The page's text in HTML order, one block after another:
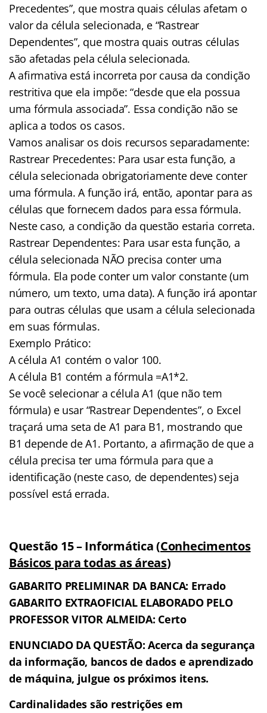
Precedentes”, que mostra quais células afetam o
valor da célula selecionada, e “Rastrear
Dependentes”, que mostra quais outras células
são afetadas pela célula selecionada.
A afirmativa está incorreta por causa da condição
restritiva que ela impõe: “desde que ela possua
uma fórmula associada”. Essa condição não se
aplica a todos os casos.
Vamos analisar os dois recursos separadamente:
Rastrear Precedentes: Para usar esta função, a
célula selecionada obrigatoriamente deve conter
uma fórmula. A função irá, então, apontar para as
células que fornecem dados para essa fórmula.
Neste caso, a condição da questão estaria correta.
Rastrear Dependentes: Para usar esta função, a
célula selecionada NÃO precisa conter uma
fórmula. Ela pode conter um valor constante (um
número, um texto, uma data). A função irá apontar
para outras células que usam a célula selecionada
em suas fórmulas.
Exemplo Prático:
A célula A1 contém o valor 100.
A célula B1 contém a fórmula =A1*2.
Se você selecionar a célula A1 (que não tem
fórmula) e usar “Rastrear Dependentes”, o Excel
traçará uma seta de A1 para B1, mostrando que
B1 depende de A1. Portanto, a afirmação de que a
célula precisa ter uma fórmula para que a
identificação (neste caso, de dependentes) seja
possível está errada.
Questão 15 – Informática (Conhecimentos
Básicos para todas as áreas)
GABARITO PRELIMINAR DA BANCA: Errado
GABARITO EXTRAOFICIAL ELABORADO PELO
PROFESSOR VITOR ALMEIDA: Certo
ENUNCIADO DA QUESTÃO: Acerca da segurança
da informação, bancos de dados e aprendizado
de máquina, julgue os próximos itens.
Cardinalidades são restrições em